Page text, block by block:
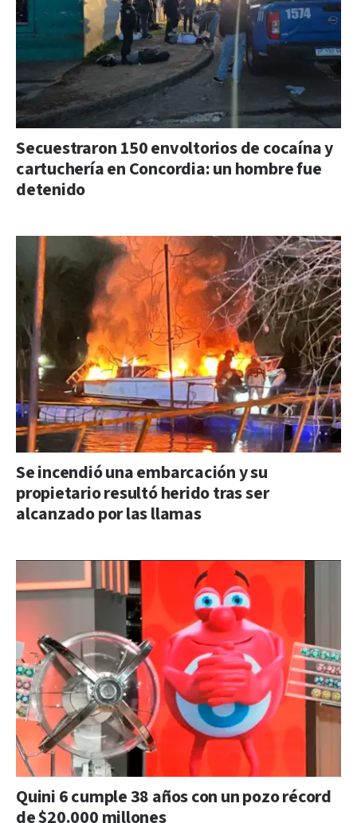
Secuestraron 150 envoltorios de cocaína y
cartuchería en Concordia: un hombre fue
detenido
Se incendió una embarcación y su
propietario resultó herido tras ser
alcanzado por las llamas
Quini 6 cumple 38 años con un pozo récord
de $20.000 millones